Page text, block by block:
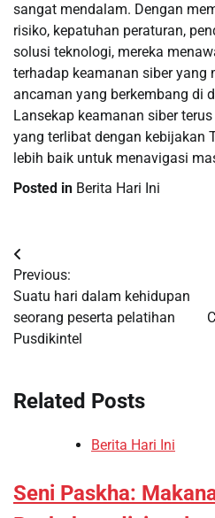
sangat mendalam. Dengan
risiko, kepatuhan peraturan,
solusi teknologi, mereka
terhadap keamanan siber yang
ancaman yang berkembang di
Lansekap keamanan siber
yang terlibat dengan kebijakan
lebih baik untuk menavigasi
Posted in Berita Hari Ini
Post
navigation
Previous:
Suatu hari dalam kehidupan
seorang peserta pelatihan
Pusdikintel
Related Posts
Berita Hari Ini
Seni Paskha: